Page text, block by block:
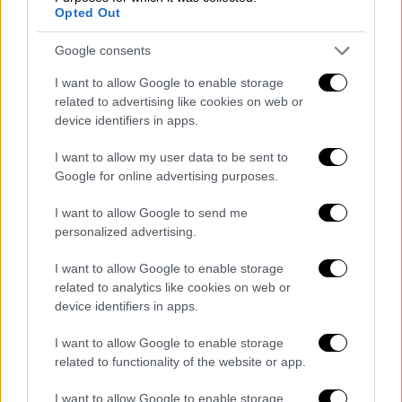
Opted Out
Google consents
I want to allow Google to enable storage
related to advertising like cookies on web or
device identifiers in apps.
I want to allow my user data to be sent to
Google for online advertising purposes.
I want to allow Google to send me
personalized advertising.
I want to allow Google to enable storage
related to analytics like cookies on web or
device identifiers in apps.
I want to allow Google to enable storage
related to functionality of the website or app.
I want to allow Google to enable storage
πολιτική σκηνή. Ο υπουργός Εμπορίου, Σερζ
Παπέν, τόνισε ότι το κράτος «δε θα
αμφιταλαντευτεί στις προσπάθειές του να
προστατεύσει τους πολίτες». Παράλληλα,
δημοσιεύματα από γαλλικά μέσα
περιέγραψαν με ανατριχιαστικές
λεπτομέρειες
το προϊόν, το οποίο είχε
μήκος περίπου 80 εκατοστά, έφερε την
αρκουδάκι και πωλούνταν έναντι 186,94
ευρώ.
🔵 INFO LE PARISIEN | La répression
des fraudes a découvert que le géant
vendait des produits
pédopornographiques